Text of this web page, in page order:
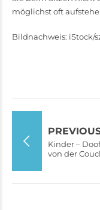
möglichst oft
Bildnachweis: iStock/
Kinder –
von der